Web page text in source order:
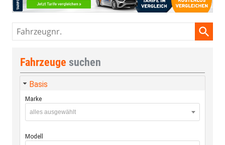
Fahrzeugnr.
Fahrzeuge suchen
Basis
Marke
alles ausgewählt
Modell